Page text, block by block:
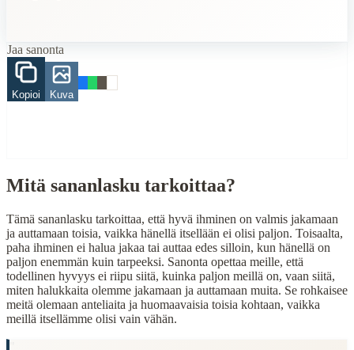
Related Topics
hyvä
Finding Finnish proverbs about specific topics
Learning Finnish language through proverbs
Finding quotes for speeches or writing
Cultural Context
Language:Finnish (suomi)
Origin:Finland
Jaa sanonta
Kopioi Kuva
Mitä sananlasku tarkoittaa?
Tämä sananlasku tarkoittaa, että hyvä ihminen on valmis jakamaan
ja auttamaan toisia, vaikka hänellä itsellään ei olisi paljon. Toisaalta,
paha ihminen ei halua jakaa tai auttaa edes silloin, kun hänellä on
paljon enemmän kuin tarpeeksi. Sanonta opettaa meille, että
todellinen hyvyys ei riipu siitä, kuinka paljon meillä on, vaan siitä,
miten halukkaita olemme jakamaan ja auttamaan muita. Se rohkaisee
meitä olemaan anteliaita ja huomaavaisia toisia kohtaan, vaikka
meillä itsellämme olisi vain vähän.